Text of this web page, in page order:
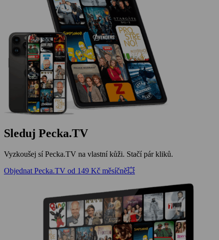
Sleduj Pecka.TV
Vyzkoušej sí Pecka.TV na vlastní kůži. Stačí pár kliků.
Objednat Pecka.TV od 149 Kč měsíčně💥